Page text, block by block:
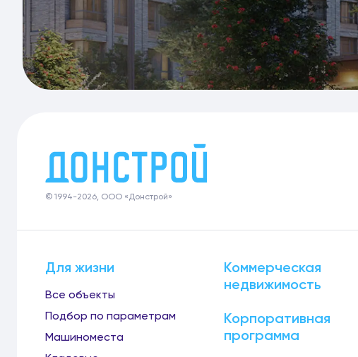
© 1994-2026, ООО «Донстрой»
Для жизни
Все объекты
Подбор по параметрам
Машиноместа
Коммерческая
недвижимость
Корпоративная
программа